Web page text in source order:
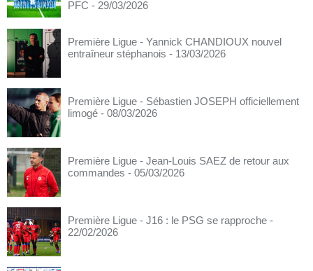
PFC - 29/03/2026
Première Ligue - Yannick CHANDIOUX nouvel
entraîneur stéphanois - 13/03/2026
Première Ligue - Sébastien JOSEPH officiellement
limogé - 08/03/2026
Première Ligue - Jean-Louis SAEZ de retour aux
commandes - 05/03/2026
Première Ligue - J16 : le PSG se rapproche -
22/02/2026